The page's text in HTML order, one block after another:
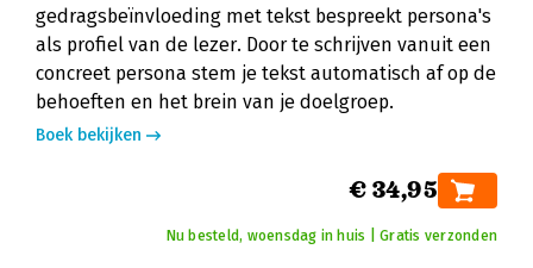
gedragsbeïnvloeding met tekst bespreekt persona's
als profiel van de lezer. Door te schrijven vanuit een
concreet persona stem je tekst automatisch af op de
behoeften en het brein van je doelgroep.
Boek bekijken
€ 34,95
Nu besteld, woensdag in huis | Gratis verzonden